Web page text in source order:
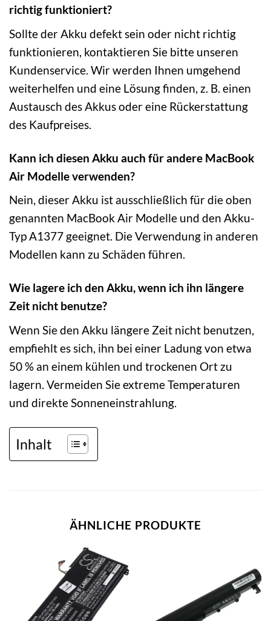
richtig funktioniert?
Sollte der Akku defekt sein oder nicht richtig
funktionieren, kontaktieren Sie bitte unseren
Kundenservice. Wir werden Ihnen umgehend
weiterhelfen und eine Lösung finden, z. B. einen
Austausch des Akkus oder eine Rückerstattung
des Kaufpreises.
Kann ich diesen Akku auch für andere MacBook
Air Modelle verwenden?
Nein, dieser Akku ist ausschließlich für die oben
genannten MacBook Air Modelle und den Akku-
Typ A1377 geeignet. Die Verwendung in anderen
Modellen kann zu Schäden führen.
Wie lagere ich den Akku, wenn ich ihn längere
Zeit nicht benutze?
Wenn Sie den Akku längere Zeit nicht benutzen,
empfiehlt es sich, ihn bei einer Ladung von etwa
50 % an einem kühlen und trockenen Ort zu
lagern. Vermeiden Sie extreme Temperaturen
und direkte Sonneneinstrahlung.
Inhalt
ÄHNLICHE PRODUKTE